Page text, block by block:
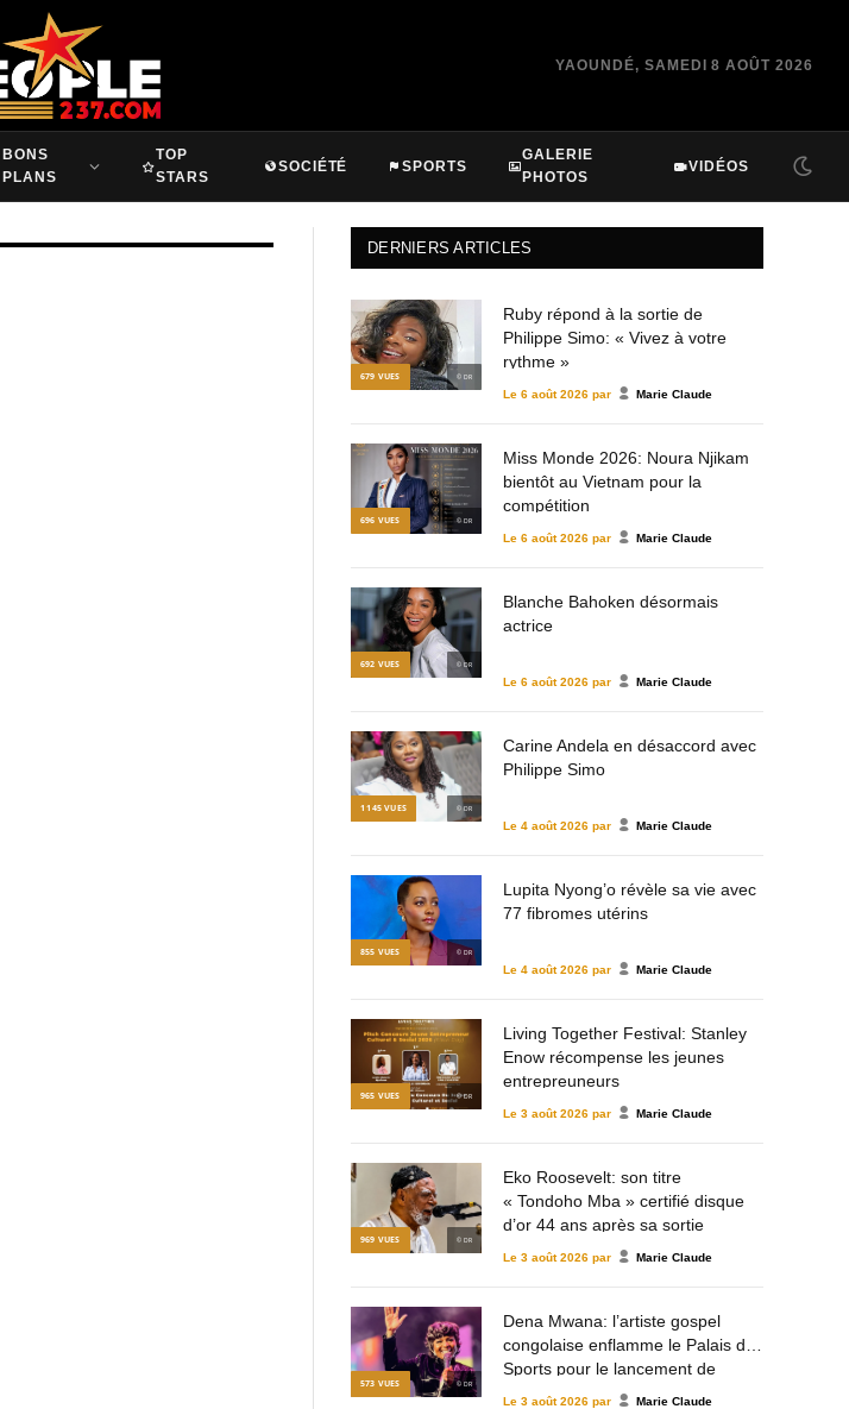
YAOUNDÉ, SAMEDI 8 AOÛT 2026
BONS
PLANS
TOP
STARS
SOCIÉTÉ SPORTS
GALERIE
PHOTOS
VIDÉOS
DERNIERS ARTICLES
679 VUES © DR
Ruby répond à la sortie de
Philippe Simo: « Vivez à votre
rythme »
Le 6 août 2026 par Marie Claude
696 VUES © DR
Miss Monde 2026: Noura Njikam
bientôt au Vietnam pour la
compétition
Le 6 août 2026 par Marie Claude
692 VUES © DR
Blanche Bahoken désormais
actrice
Le 6 août 2026 par Marie Claude
1 145 VUES © DR
Carine Andela en désaccord avec
Philippe Simo
Le 4 août 2026 par Marie Claude
855 VUES © DR
Lupita Nyong’o révèle sa vie avec
77 fibromes utérins
Le 4 août 2026 par Marie Claude
965 VUES © DR
Living Together Festival: Stanley
Enow récompense les jeunes
entrepreuneurs
Le 3 août 2026 par Marie Claude
969 VUES © DR
Eko Roosevelt: son titre
« Tondoho Mba » certifié disque
d’or 44 ans après sa sortie
Le 3 août 2026 par Marie Claude
573 VUES © DR
Dena Mwana: l’artiste gospel
congolaise enflamme le Palais des
Sports pour le lancement de
Mulema Gospel Talent
Le 3 août 2026 par Marie Claude